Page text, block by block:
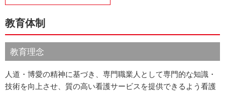
教育体制
教育理念
人道・博愛の精神に基づき、専門職業人として専門的な知識・
技術を向上させ、質の高い看護サービスを提供できるよう看護